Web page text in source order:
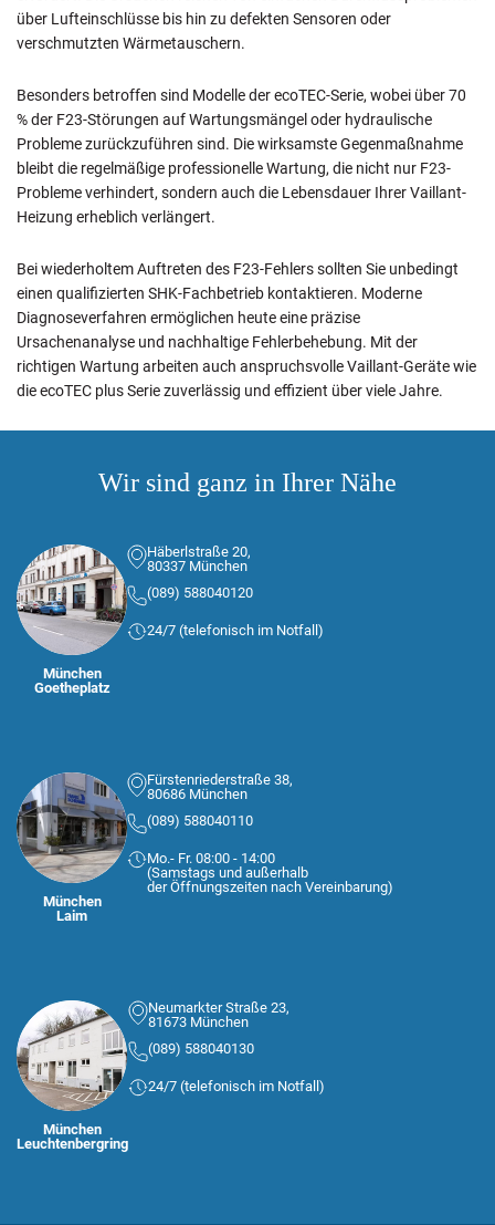
über Lufteinschlüsse bis hin zu defekten Sensoren oder
verschmutzten Wärmetauschern.
Besonders betroffen sind Modelle der ecoTEC-Serie, wobei über 70
% der F23-Störungen auf Wartungsmängel oder hydraulische
Probleme zurückzuführen sind. Die wirksamste Gegenmaßnahme
bleibt die regelmäßige professionelle Wartung, die nicht nur F23-
Probleme verhindert, sondern auch die Lebensdauer Ihrer Vaillant-
Heizung erheblich verlängert.
Bei wiederholtem Auftreten des F23-Fehlers sollten Sie unbedingt
einen qualifizierten SHK-Fachbetrieb kontaktieren. Moderne
Diagnoseverfahren ermöglichen heute eine präzise
Ursachenanalyse und nachhaltige Fehlerbehebung. Mit der
richtigen Wartung arbeiten auch anspruchsvolle Vaillant-Geräte wie
die ecoTEC plus Serie zuverlässig und effizient über viele Jahre.
Wir sind ganz in Ihrer Nähe
München
Goetheplatz
Häberlstraße 20,
80337 München
(089) 588040120
24/7 (telefonisch im Notfall)
München
Laim
Fürstenriederstraße 38,
80686 München
(089) 588040110
Mo.- Fr. 08:00 - 14:00
(Samstags und außerhalb
der Öffnungszeiten nach Vereinbarung)
München
Leuchtenbergring
Neumarkter Straße 23,
81673 München
(089) 588040130
24/7 (telefonisch im Notfall)